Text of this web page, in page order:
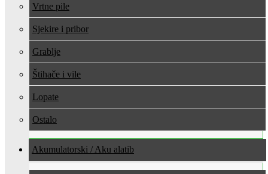
Vrtne pile
Sjekire i pribor
Grablje
Štihače i vile
Lopate
Ostalo
Akumulatorski / Aku alati